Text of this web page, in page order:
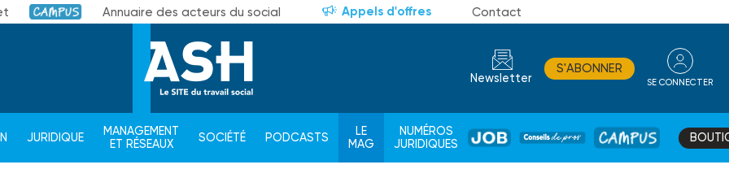
Campus Annuaire des acteurs du social Appels d'offres Contact
Newsletter
S'ABONNER
SE CONNECTER
JURIDIQUE
MANAGEMENT
ET RÉSEAUX
SOCIÉTÉ PODCASTS
LE
MAG
NUMÉROS
JURIDIQUES
JOB
DE
CAMPUS